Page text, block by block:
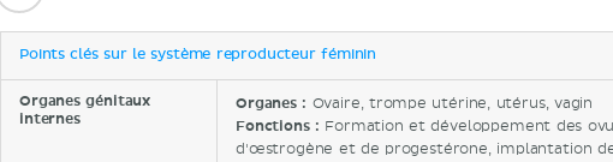
Points clés sur le système reproducteur féminin
Organes génitaux
internes
Organes : Ovaire, trompe utérine, utérus, vagin
Fonctions : Formation et développement des
d'œstrogène et de progestérone, implantation